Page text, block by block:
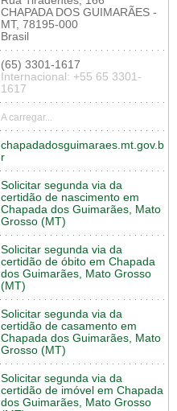
CHAPADA DOS GUIMARÃES -
MT, 78195-000
Brasil
(65) 3301-1617
Internacional: +55 65 3301-
1617
A carregar...
chapadadosguimaraes.mt.gov.b
r
Solicitar segunda via da
certidão de nascimento em
Chapada dos Guimarães, Mato
Grosso (MT)
Solicitar segunda via da
certidão de óbito em Chapada
dos Guimarães, Mato Grosso
(MT)
Solicitar segunda via da
certidão de casamento em
Chapada dos Guimarães, Mato
Grosso (MT)
Solicitar segunda via da
certidão de imóvel em Chapada
dos Guimarães, Mato Grosso